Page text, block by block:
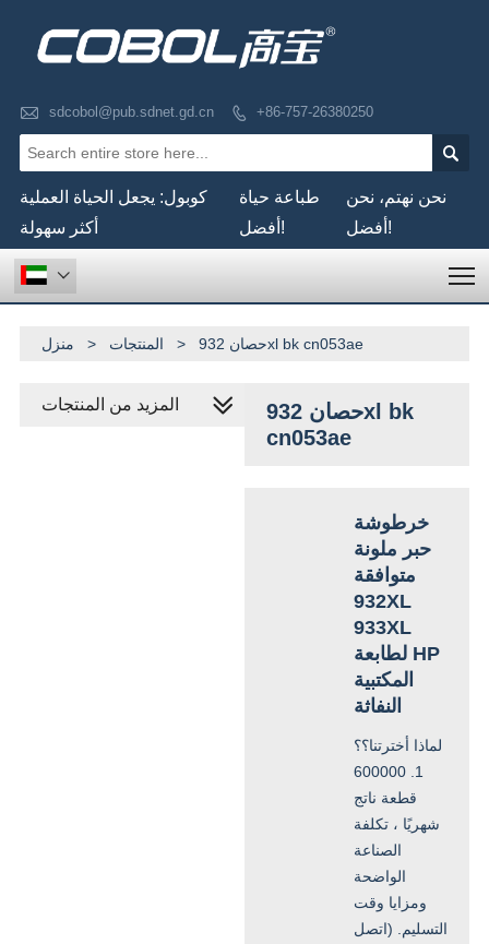
 sdcobol@pub.sdnet.gd.cn  +86-757-26380250

كوبول: يجعل الحياة العملية
أكثر سهولة
طباعة حياة
أفضل!
نحن نهتم، نحن
أفضل!

منزل > المنتجات > حصان 932xl bk cn053ae
حصان 932xl bk
cn053ae
خرطوشة
حبر ملونة
متوافقة
932XL
933XL
لطابعة HP
المكتبية
النفاثة
لماذا أخترتنا؟؟
1. 600000
قطعة ناتج
شهريًا ، تكلفة
الصناعة
الواضحة
ومزايا وقت
التسليم. (اتصل
المزيد من المنتجات